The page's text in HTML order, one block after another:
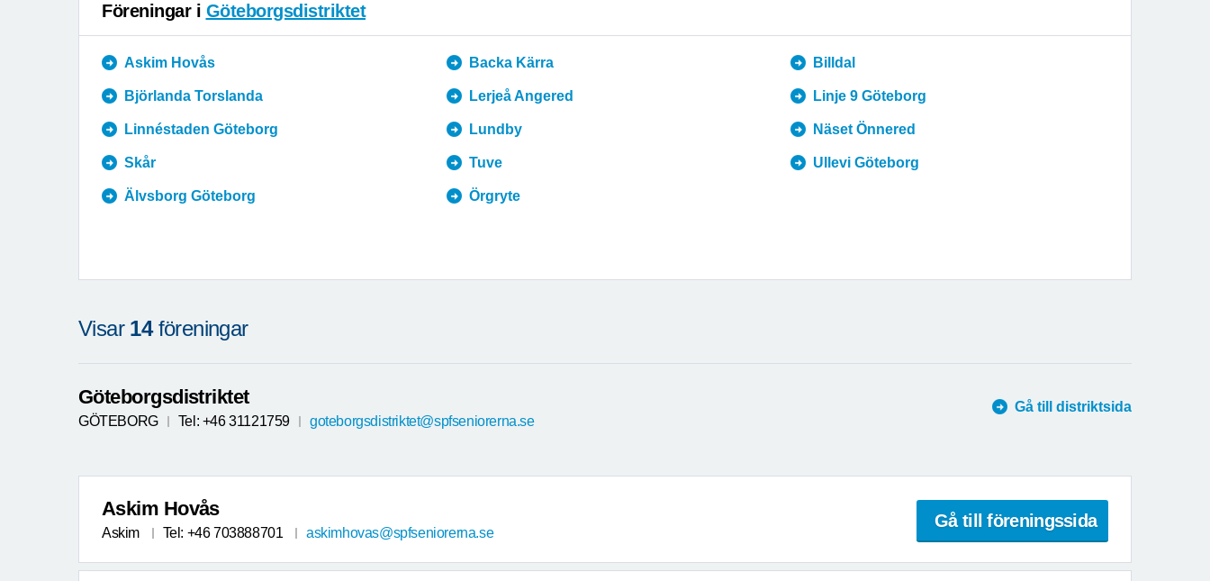
Föreningar i Göteborgsdistriktet
Askim Hovås
Björlanda Torslanda
Linnéstaden Göteborg
Skår
Älvsborg Göteborg
Backa Kärra
Lerjeå Angered
Lundby
Tuve
Örgryte
Billdal
Linje 9 Göteborg
Näset Önnered
Ullevi Göteborg
Visar 14föreningar
Göteborgsdistriktet
GÖTEBORG Tel: +46 31121759 goteborgsdistriktet@spfseniorerna.se
Gå till distriktsida
Askim Hovås
Askim Tel: +46 703888701 askimhovas@spfseniorerna.se
Gå till föreningssida